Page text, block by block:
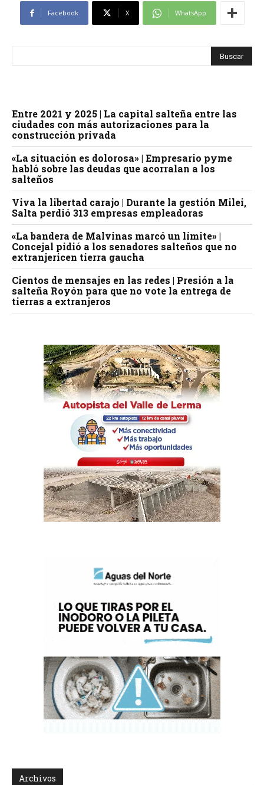
Facebook X WhatsApp
Entre 2021 y 2025 | La capital salteña entre las
ciudades con más autorizaciones para la
construcción privada
«La situación es dolorosa» | Empresario pyme
habló sobre las deudas que acorralan a los
salteños
Viva la libertad carajo | Durante la gestión Milei,
Salta perdió 313 empresas empleadoras
«La bandera de Malvinas marcó un límite» |
Concejal pidió a los senadores salteños que no
extranjericen tierra gaucha
Cientos de mensajes en las redes | Presión a la
salteña Royón para que no vote la entrega de
tierras a extranjeros
Archivos